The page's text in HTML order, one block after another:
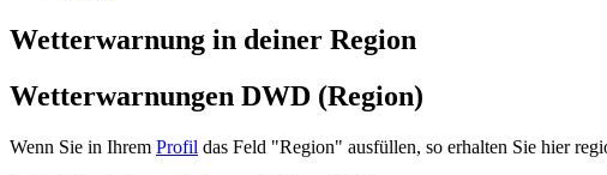
Wetterwarnung in deiner Region
Wetterwarnungen DWD (Region)
Wenn Sie in Ihrem Profil das Feld "Region" ausfüllen, so erhalten Sie hier